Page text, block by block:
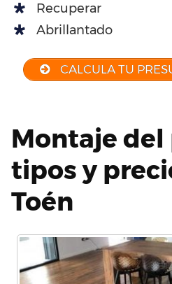
Recuperar
Abrillantado
CALCULA TU
Montaje
tipos y
Toén